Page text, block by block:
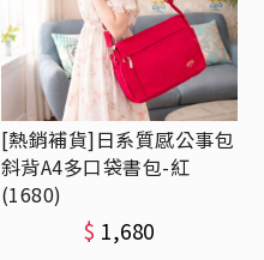
[熱銷補貨]日系質感公事包
斜背A4多口袋書包-紅
(1680)
$ 1,680